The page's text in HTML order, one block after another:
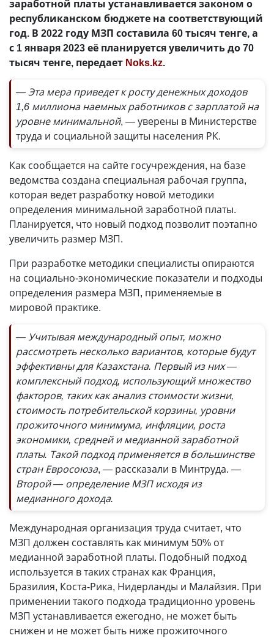
заработной платы устанавливается законом о
республиканском бюджете на соответствующий
год. В 2022 году МЗП составила 60 тысяч тенге, а
с 1 января 2023 её планируется увеличить до 70
тысяч тенге, передает Noks.kz.
— Эта мера приведет к росту денежных доходов
1,6 миллиона наемных работников с зарплатой на
уровне минимальной, — уверены в Министерстве
труда и социальной защиты населения РК.
Как сообщается на сайте госучреждения, на базе
ведомства создана специальная рабочая группа,
которая ведет разработку новой методики
определения минимальной заработной платы.
Планируется, что новый подход позволит поэтапно
увеличить размер МЗП.
При разработке методики специалисты опираются
на социально-экономические показатели и подходы
определения размера МЗП, применяемые в
мировой практике.
— Учитывая международный опыт, можно
рассмотреть несколько вариантов, которые будут
эффективны для Казахстана. Первый из них —
комплексный подход, использующий множество
факторов, таких как анализ стоимости жизни,
стоимость потребительской корзины, уровни
прожиточного минимума, инфляции, роста
экономики, средней и медианной заработной
платы. Такой подход применяется в большинстве
стран Евросоюза, — рассказали в Минтруда. —
Второй — определение МЗП исходя из
медианного дохода.
Международная организация труда считает, что
МЗП должен составлять как минимум 50% от
медианной заработной платы. Подобный подход
используется в таких странах как Франция,
Бразилия, Коста-Рика, Нидерланды и Малайзия. При
применении такого подхода традиционно уровень
МЗП устанавливается ежегодно, не может быть
снижен и не может быть ниже прожиточного